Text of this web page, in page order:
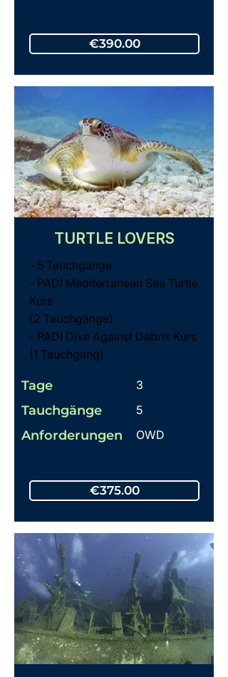
€390.00
TURTLE LOVERS
- 5 Tauchgänge
- PADI Mediterranean Sea Turtle
Kurs
(2 Tauchgänge)
- PADI Dive Against Debris Kurs
(1 Tauchgang)
Tage
Tauchgänge
Anforderungen
3
5
OWD
€375.00